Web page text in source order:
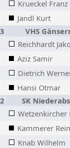
Krueckel Franz
Jandl Kurt
3
VHS
Reichhardt
Aziz Samir
Dietrich
Hansi Otmar
2
SK
Wetzenkircher
Kammerer
Knab Wilhelm